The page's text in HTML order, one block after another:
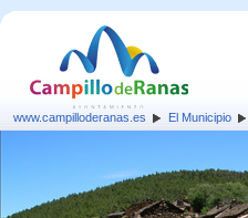
www.campilloderanas.es El Municipio